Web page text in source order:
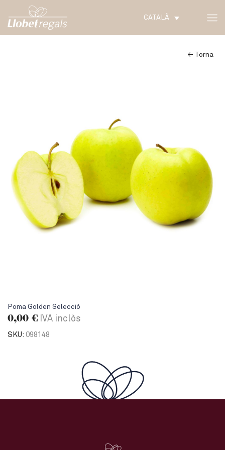
CATALÀ
← Torna
Poma Golden Selecció
0,00 € IVA inclòs
SKU: 098148